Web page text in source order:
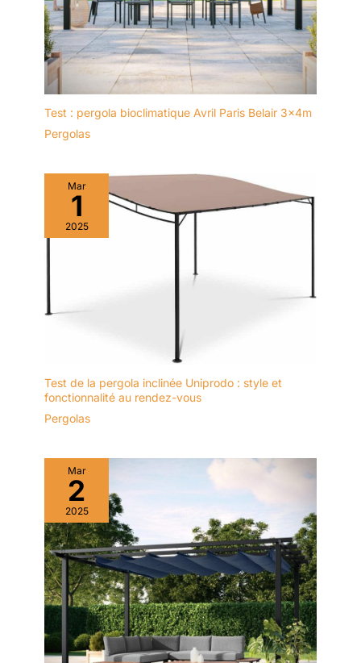
Test : pergola bioclimatique Avril Paris Belair 3x4m
Pergolas
Mar
1
2025
Test de la pergola inclinée Uniprodo : style et
fonctionnalité au rendez-vous
Pergolas
Mar
2
2025